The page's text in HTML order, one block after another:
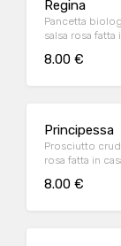
Regina
Pancetta
salsa rosa fatta
8.00 €
Principessa
Prosciutto
rosa fatta in
8.00 €